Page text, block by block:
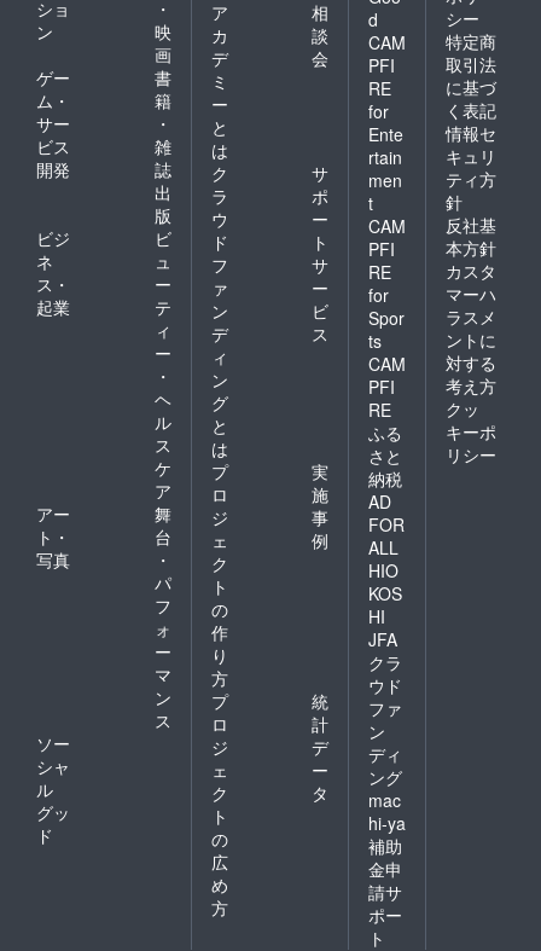
ショ
ン
・
映
画
ゲー
ム・
サー
ビス
開発
書
籍
・
雑
誌
出
版
ビジ
ネ
ス・
起業
ビ
ュ
ー
テ
ィ
ー
・
ヘ
ル
ス
ケ
ア
アー
ト・
写真
舞
台
・
パ
フ
ォ
ー
マ
ン
ス
ソー
シャ
ル
グッ
ド
ア
カ
デ
ミ
ー
と
は
相
談
会
ク
ラ
ウ
ド
フ
ァ
ン
デ
ィ
ン
グ
と
は
サ
ポ
ー
ト
サ
ー
ビ
ス
プ
ロ
ジ
ェ
ク
ト
の
作
り
方
実
施
事
例
プ
ロ
ジ
ェ
ク
ト
の
広
め
方
統
計
デ
ー
タ
d
CAM
PFI
RE
for
Ente
rtain
men
t
CAM
PFI
RE
for
Spor
ts
CAM
PFI
RE
ふる
さと
納税
AD
FOR
ALL
HIO
KOS
HI
JFA
クラ
ウド
ファ
ン
ディ
ング
mac
hi-ya
補助
金申
請サ
ポー
ト
シー
特定商
取引法
に基づ
く表記
情報セ
キュリ
ティ方
針
反社基
本方針
カスタ
マーハ
ラスメ
ントに
対する
考え方
クッ
キーポ
リシー